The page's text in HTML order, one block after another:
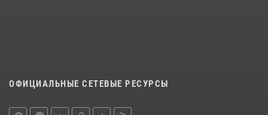
ОФИЦИАЛЬНЫЕ СЕТЕВЫЕ РЕСУРСЫ